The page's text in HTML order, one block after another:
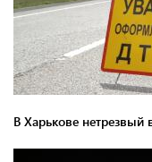
В Харькове нетрезвый